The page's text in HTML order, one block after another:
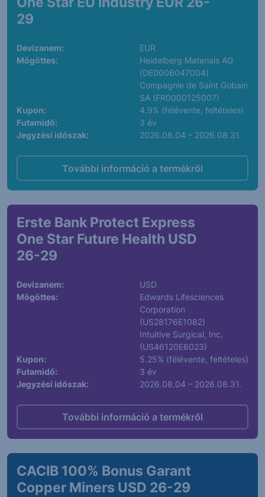
29
Devizanem:
EUR
Mögöttes:
Heidelberg Materials AG
(DE0006047004)
Compagnie de Saint Gobain
SA (FR0000125007)
Kupon:
4.9% (félévente, feltételes)
Futamidő:
3 év
Jegyzési időszak:
2026.08.04 – 2026.08.31.
További információ a termékről
Erste Bank Protect Express
One Star Future Health USD
26-29
Devizanem:
USD
Mögöttes:
Edwards Lifesciences
Corporation
(US28176E1082)
Intuitive Surgical, Inc.
(US46120E6023)
Kupon:
5.25% (félévente, feltételes)
Futamidő:
3 év
Jegyzési időszak:
2026.08.04 – 2026.08.31.
További információ a termékről
CACIB 100% Bonus Garant
Copper Miners USD 26-29